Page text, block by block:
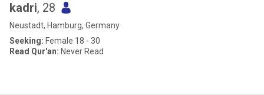
kadri, 28
Neustadt, Hamburg, Germany
Seeking: Female 18 - 30
Read Qur'an: Never Read